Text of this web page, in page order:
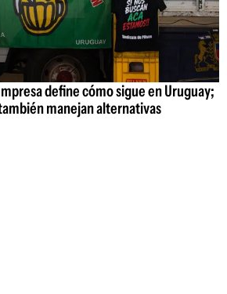
define cómo sigue en Uruguay;
manejan alternativas